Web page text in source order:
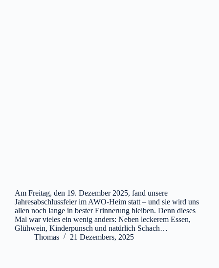
Am Freitag, den 19. Dezember 2025, fand unsere
Jahresabschlussfeier im AWO-Heim statt – und sie wird uns
allen noch lange in bester Erinnerung bleiben. Denn dieses
Mal war vieles ein wenig anders: Neben leckerem Essen,
Glühwein, Kinderpunsch und natürlich Schach…
Thomas
21 Dezembers, 2025